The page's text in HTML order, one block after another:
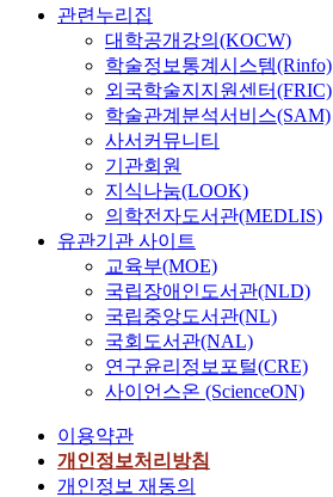
관련누리집
대학공개강의(KOCW)
학술정보통계시스템(Rinfo)
외국학술지지원센터(FRIC)
학술관계분석서비스(SAM)
사서커뮤니티
기관회원
지식나눔(LOOK)
의학전자도서관(MEDLIS)
유관기관 사이트
교육부(MOE)
국립장애인도서관(NLD)
국립중앙도서관(NL)
국회도서관(NAL)
연구윤리정보포털(CRE)
사이언스온 (ScienceON)
이용약관
개인정보처리방침
개인정보 재동의